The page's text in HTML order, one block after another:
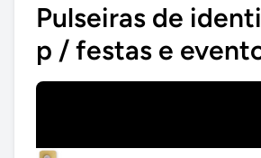
Pulseiras de
p / festas e